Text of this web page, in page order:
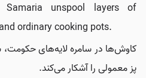
unspool layers of
ordinary cooking pots.
کاوش‌ها در سامره لایه‌های
پز معمولی را آشکار می‌کند.